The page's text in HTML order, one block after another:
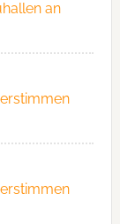
an